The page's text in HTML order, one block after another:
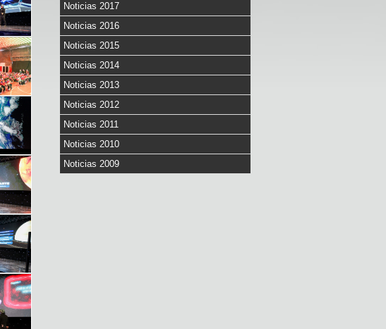
Noticias 2017
Noticias 2016
Noticias 2015
Noticias 2014
Noticias 2013
Noticias 2012
Noticias 2011
Noticias 2010
Noticias 2009